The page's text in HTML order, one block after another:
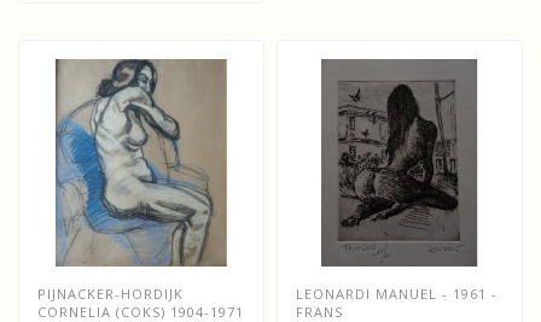
PIJNACKER-HORDIJK
CORNELIA (COKS) 1904-1971
LEONARDI MANUEL - 1961 -
FRANS